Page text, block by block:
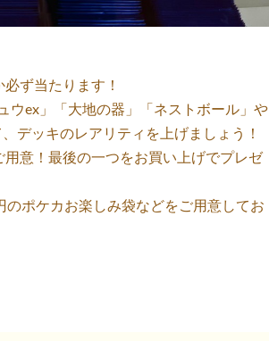
ず当たります！
ウex」「大地の器」「ネストボール」や
デッキのレアリティを上げましょう！
意！最後の一つをお買い上げでプレゼ
ポケカお楽しみ袋などをご用意してお